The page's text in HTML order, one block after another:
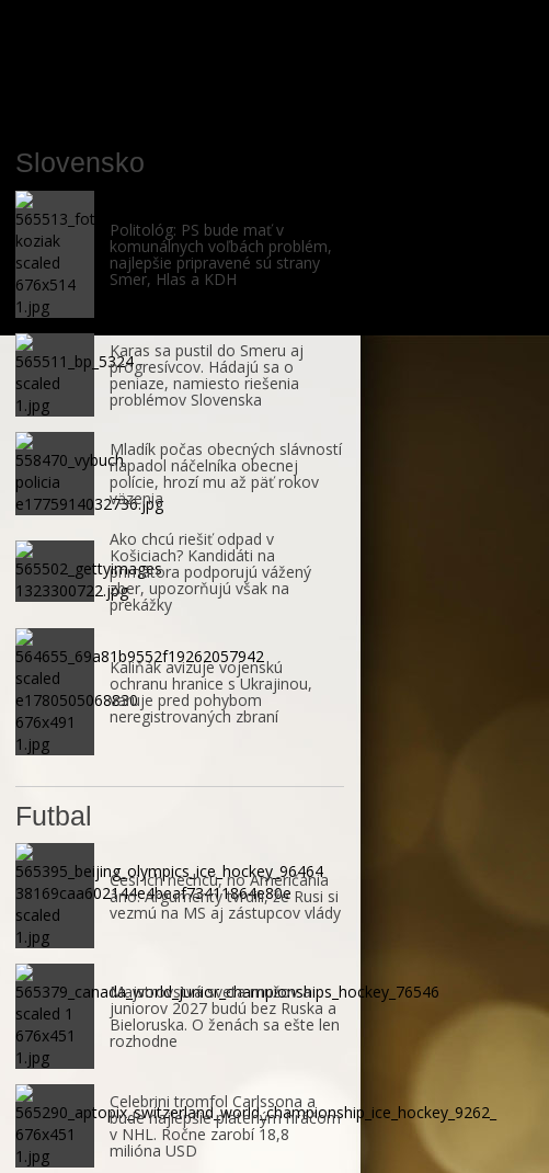
Slovensko
Politológ: PS bude mať v
komunálnych voľbách problém,
najlepšie pripravené sú strany
Smer, Hlas a KDH
Karas sa pustil do Smeru aj
progresívcov. Hádajú sa o
peniaze, namiesto riešenia
problémov Slovenska
Mladík počas obecných slávností
napadol náčelníka obecnej
polície, hrozí mu až päť rokov
väzenia
Ako chcú riešiť odpad v
Košiciach? Kandidáti na
primátora podporujú vážený
zber, upozorňujú však na
prekážky
Kaliňák avizuje vojenskú
ochranu hranice s Ukrajinou,
varuje pred pohybom
neregistrovaných zbraní
Futbal
Česi ich nechcú, no Američania
áno. Argumenty tvrdili, že Rusi si
vezmú na MS aj zástupcov vlády
Majstrovstvá sveta mužov a
juniorov 2027 budú bez Ruska a
Bieloruska. O ženách sa ešte len
rozhodne
Celebrini tromfol Carlssona a
bude najlepšie plateným hráčom
v NHL. Ročne zarobí 18,8
milióna USD